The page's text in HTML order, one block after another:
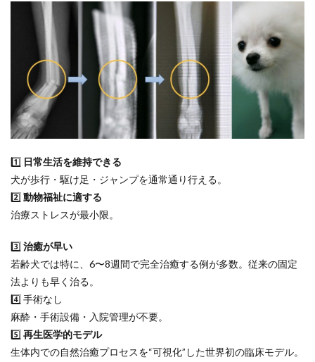
1️⃣ 日常生活を維持できる
犬が歩行・駆け足・ジャンプを通常通り行える。
2️⃣ 動物福祉に適する
治療ストレスが最小限。
3️⃣ 治癒が早い
若齢犬では特に、6〜8週間で完全治癒する例が多数。従来の固定
法よりも早く治る。
4️⃣ 手術なし
麻酔・手術設備・入院管理が不要。
5️⃣ 再生医学的モデル
生体内での自然治癒プロセスを“可視化”した世界初の臨床モデル。